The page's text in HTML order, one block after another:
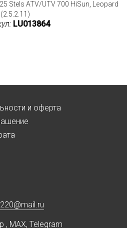
Stels ATV/UTV 700 HiSun, Leopard
(2.5.2.11)
LU013864
и оферта
@mail.ru
, MAX, Telegram